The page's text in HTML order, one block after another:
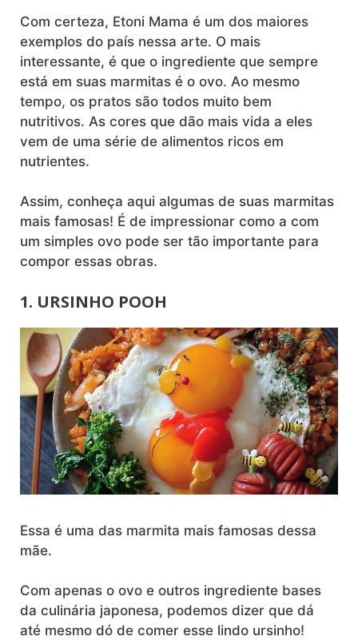
Com certeza, Etoni Mama é um dos maiores
exemplos do país nessa arte. O mais
interessante, é que o ingrediente que sempre
está em suas marmitas é o ovo. Ao mesmo
tempo, os pratos são todos muito bem
nutritivos. As cores que dão mais vida a eles
vem de uma série de alimentos ricos em
nutrientes.
Assim, conheça aqui algumas de suas marmitas
mais famosas! É de impressionar como a com
um simples ovo pode ser tão importante para
compor essas obras.
1. URSINHO POOH
Essa é uma das marmita mais famosas dessa
mãe.
Com apenas o ovo e outros ingrediente bases
da culinária japonesa, podemos dizer que dá
até mesmo dó de comer esse lindo ursinho!